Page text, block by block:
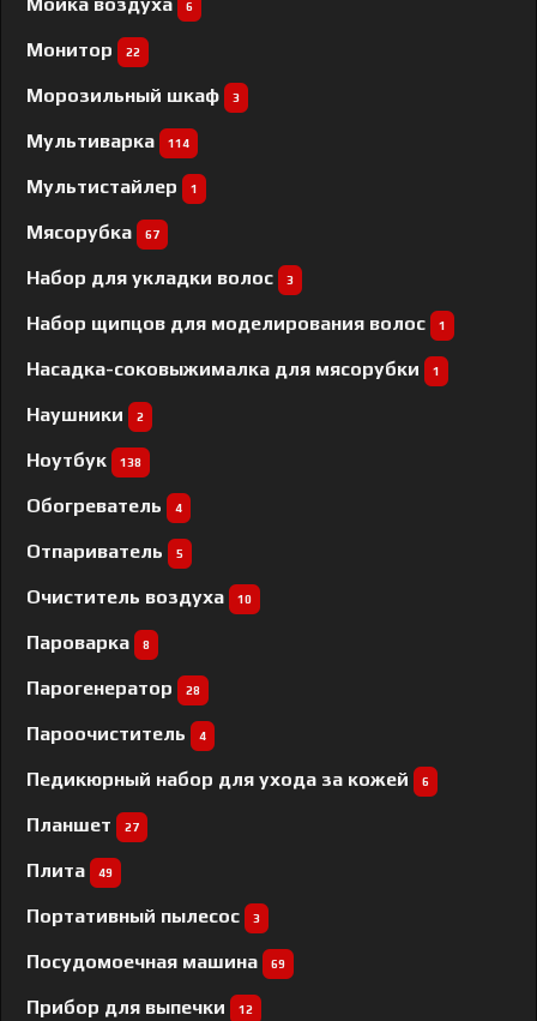
Мойка воздуха 6
Монитор 22
Морозильный шкаф 3
Мультиварка 114
Мультистайлер 1
Мясорубка 67
Набор для укладки волос 3
Набор щипцов для моделирования волос 1
Насадка-соковыжималка для мясорубки 1
Наушники 2
Ноутбук 138
Обогреватель 4
Отпариватель 5
Очиститель воздуха 10
Пароварка 8
Парогенератор 28
Пароочиститель 4
Педикюрный набор для ухода за кожей 6
Планшет 27
Плита 49
Портативный пылесос 3
Посудомоечная машина 69
Прибор для выпечки 12